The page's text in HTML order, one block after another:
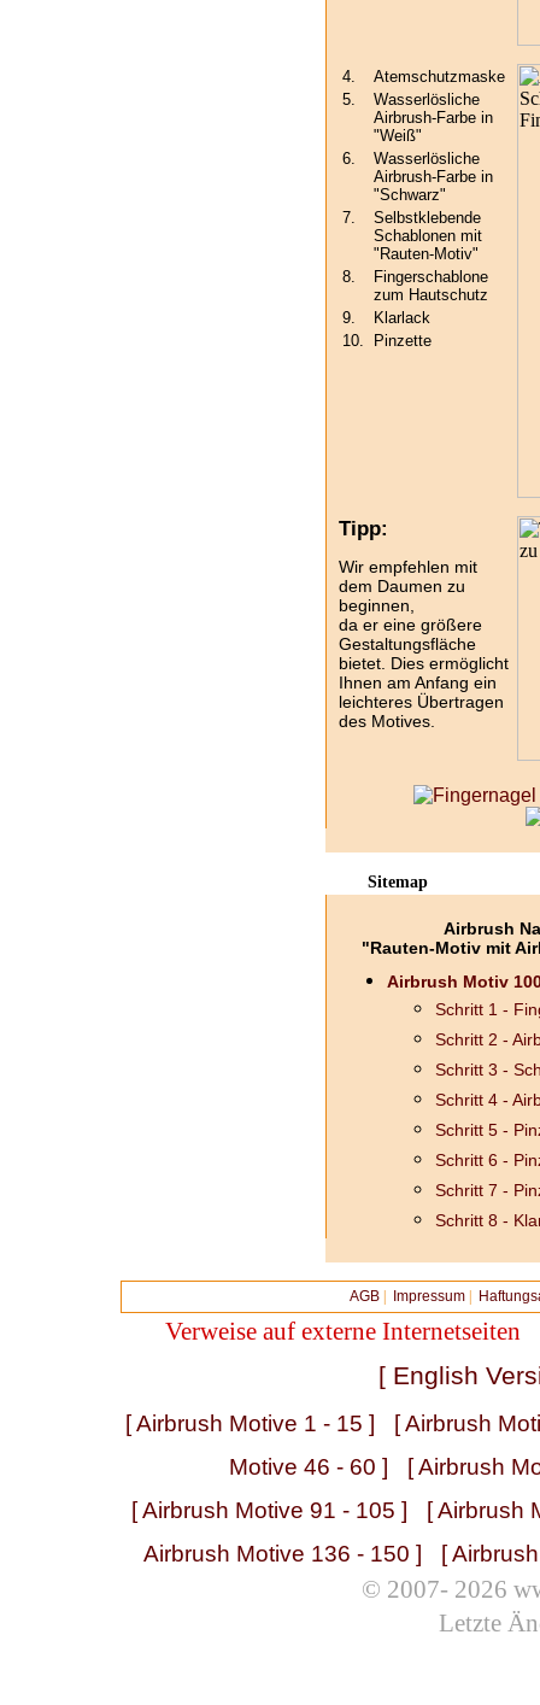
4.
Atemschutzmaske
5.
Wasserlösliche
Airbrush-Farbe in
"Weiß"
6.
Wasserlösliche
Airbrush-Farbe in
"Schwarz"
7.
Selbstklebende
Schablonen mit
"Rauten-Motiv"
8.
Fingerschablone
zum Hautschutz
9.
Klarlack
10.
Pinzette
Tipp:
Wir empfehlen mit
dem Daumen zu
beginnen,
da er eine größere
Gestaltungsfläche
bietet. Dies ermöglicht
Ihnen am Anfang ein
leichteres Übertragen
des Motives.
Sitemap
Airbrush
"Rauten-Motiv mit
Airbrush Motiv
Schritt 1 -
Schritt 2 -
Schritt 3 -
Schritt 4 -
Schritt 5 -
Schritt 6 -
Schritt 7 -
Schritt 8 -
AGB Impressum
Verweise auf externe Internetseiten
[ English
[ Airbrush Motive 1 - 15 ]
[ Airbrush
Motive 46 - 60 ]
[ Airbrush
[ Airbrush Motive 91 - 105 ]
[ Airbrush
Airbrush Motive 136 - 150 ]
[
© 2007- 2026
Letzte